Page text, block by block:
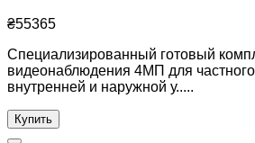
₴55365
Специализированный готовый
видеонаблюдения 4МП для
внутренней и наружной у.....
Купить